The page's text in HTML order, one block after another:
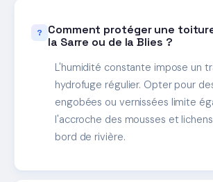
Comment protéger une
la Sarre ou de la Blies ?
L'humidité constante impose un
hydrofuge régulier. Opter pour
engobées ou vernissées limite
l'accroche des mousses et
bord de rivière.